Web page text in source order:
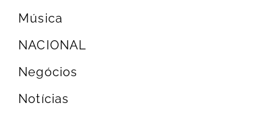
Música
NACIONAL
Negócios
Notícias